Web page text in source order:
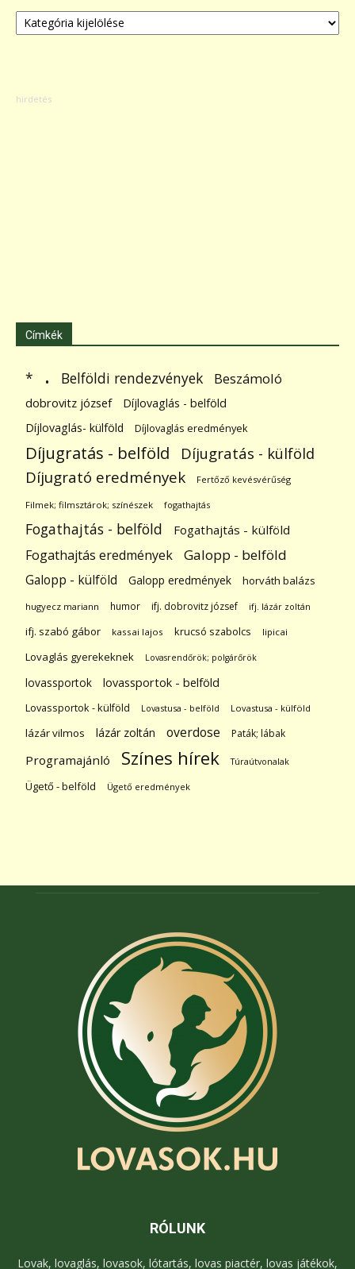
Kategóriák
Címkék
* . Belföldi rendezvények Beszámoló
dobrovitz józsef
Díjlovaglás - belföld
Díjlovaglás- külföld
Díjlovaglás eredmények
Díjugratás - belföld Díjugratás - külföld
Díjugrató eredmények Fertőző kevésvérűség
Filmek; filmsztárok; színészek fogathajtás
Fogathajtás - belföld Fogathajtás - külföld
Fogathajtás eredmények Galopp - belföld
Galopp - külföld Galopp eredmények horváth balázs
hugyecz mariann humor ifj. dobrovitz józsef ifj. lázár zoltán
ifj. szabó gábor kassai lajos krucsó szabolcs lipicai
Lovaglás gyerekeknek Lovasrendőrök; polgárőrök
lovassportok lovassportok - belföld
Lovassportok - külföld Lovastusa - belföld Lovastusa - külföld
lázár vilmos lázár zoltán overdose Paták; lábak
Programajánló Színes hírek Túraútvonalak
Ügető - belföld Ügető eredmények
RÓLUNK
Lovak, lovaglás, lovasok, lótartás, lovas piactér, lovas játékok,